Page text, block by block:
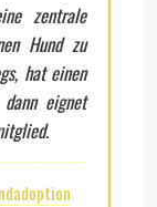
Hund zu
hat einen
eignet